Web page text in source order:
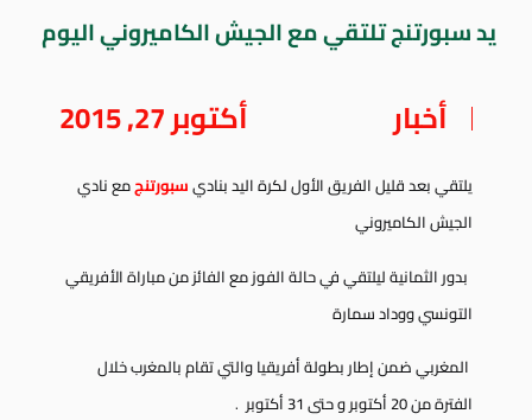
يد سبورتنج تلتقي مع الجيش الكاميروني اليوم
أخبار أكتوبر 27, 2015
يلتقي بعد قليل الفريق الأول لكرة اليد بناديسبورتنجمع نادي
الجيش الكاميروني
بدور الثمانية ليلتقي في حالة الفوز مع الفائز من مباراة الأفريقي
التونسي ووداد سمارة
المغربيضمن إطار بطولة أفريقيا والتي تقام بالمغرب خلال
الفترة من 20 أكتوبر
و حتى 31 أكتوبر .